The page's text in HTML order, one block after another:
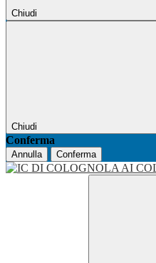
Chiudi
Chiudi
Conferma
Annulla Conferma